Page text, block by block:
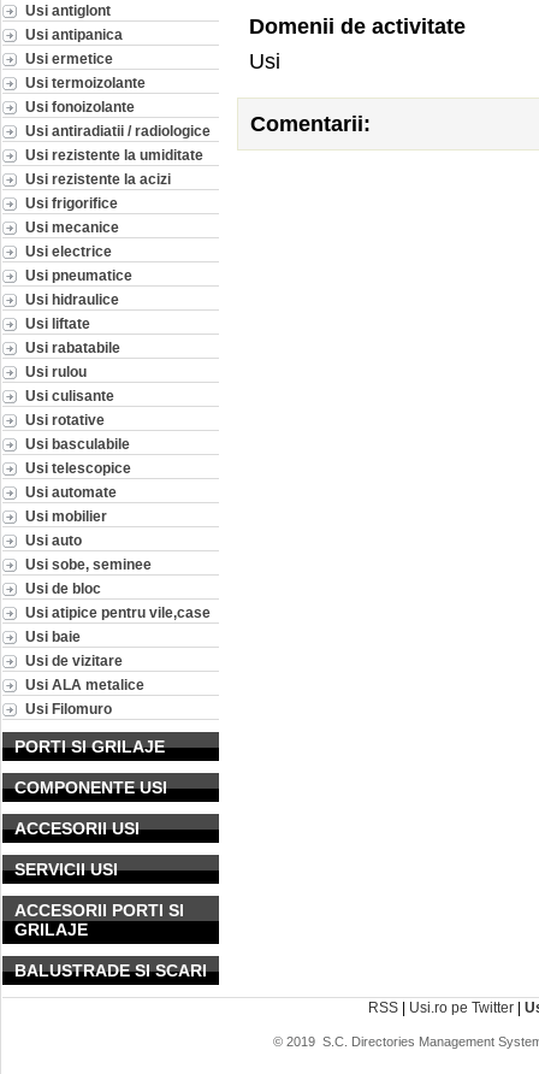
Usi antiglont
Usi antipanica
Usi ermetice
Usi termoizolante
Usi fonoizolante
Usi antiradiatii / radiologice
Usi rezistente la umiditate
Usi rezistente la acizi
Usi frigorifice
Usi mecanice
Usi electrice
Usi pneumatice
Usi hidraulice
Usi liftate
Usi rabatabile
Usi rulou
Usi culisante
Usi rotative
Usi basculabile
Usi telescopice
Usi automate
Usi mobilier
Usi auto
Usi sobe, seminee
Usi de bloc
Usi atipice pentru vile,case
Usi baie
Usi de vizitare
Usi ALA metalice
Usi Filomuro
PORTI SI GRILAJE
COMPONENTE USI
ACCESORII USI
SERVICII USI
ACCESORII PORTI SI
GRILAJE
BALUSTRADE SI SCARI
Domenii de activitate
Usi
Comentarii:
RSS | Usi.ro pe Twitter |
© 2019 S.C. Directories Management